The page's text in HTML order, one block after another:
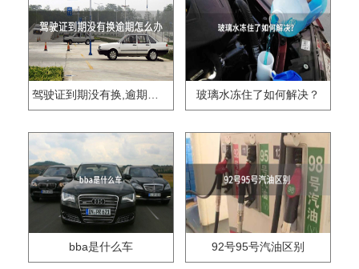
驾驶证到期没有换,逾期怎么办?? 玻璃水冻住了如何解决？
bba是什么车 92号95号汽油区别